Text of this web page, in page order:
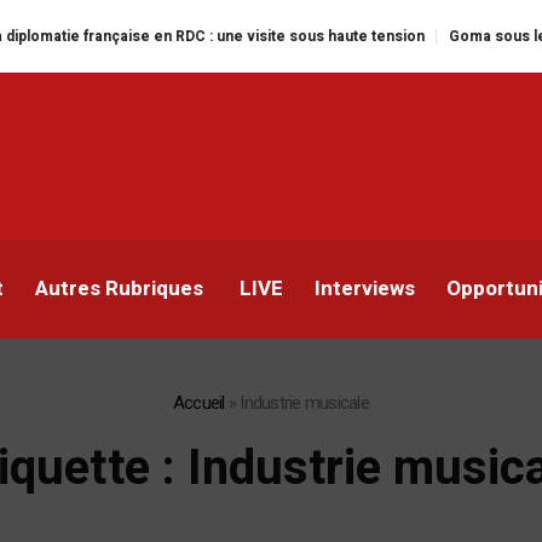
en RDC : une visite sous haute tension Goma sous le feu : la
Autres Rubriques LIVE Interviews
Accueil » Industrie musicale
: Industrie